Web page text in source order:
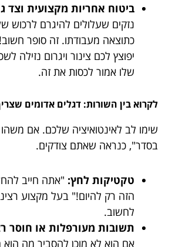
ביטוח אחריות מקצועית וצד
נזקים שעלולים להיגרם לרכוש
כתוצאה מעבודתו. זה סופר
יפוצץ לכם צינור ויגרום נזילה
שלו אמור לכסות את זה.
לקרוא בין השורות: דגלים אדומים
שימו לב לאינטואיציה שלכם. אם
בסדר", כנראה שאתם צודקים.
טקטיקות לחץ: "אתה חייב
הזה רק להיום!" בעל מקצוע
לחשוב.
תשובות מעורפלות או חוסר
אם הוא לא מוכן להסביר מה הוא